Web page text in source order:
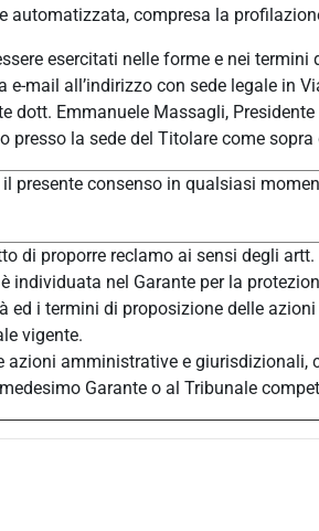
automatizzata, compresa la
esercitati nelle forme e nei termini
e-mail all’indirizzo con sede legale in
dott. Emmanuele Massagli,
presso la sede del Titolare come sopra
il presente consenso in qualsiasi
di proporre reclamo ai sensi degli
individuata nel Garante per la
ed i termini di proposizione delle
vigente.
azioni amministrative e giurisdizionali,
Garante o al Tribunale